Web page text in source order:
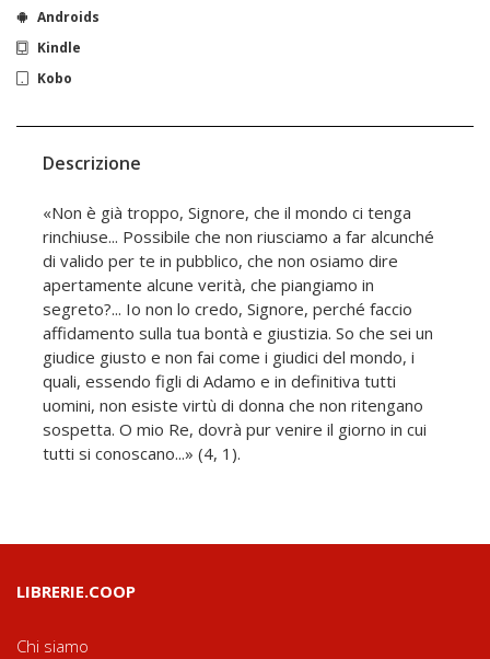
Androids
Kindle
Kobo
Descrizione
«Non è già troppo, Signore, che il mondo ci tenga
rinchiuse... Possibile che non riusciamo a far alcunché
di valido per te in pubblico, che non osiamo dire
apertamente alcune verità, che piangiamo in
segreto?... Io non lo credo, Signore, perché faccio
affidamento sulla tua bontà e giustizia. So che sei un
giudice giusto e non fai come i giudici del mondo, i
quali, essendo figli di Adamo e in definitiva tutti
uomini, non esiste virtù di donna che non ritengano
sospetta. O mio Re, dovrà pur venire il giorno in cui
tutti si conoscano...» (4, 1).
LIBRERIE.COOP
Chi siamo